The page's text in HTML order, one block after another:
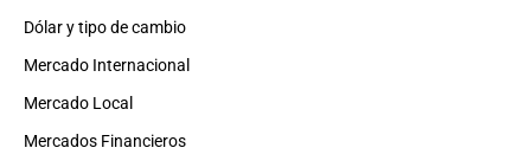
Dólar y tipo de cambio
Mercado Internacional
Mercado Local
Mercados Financieros